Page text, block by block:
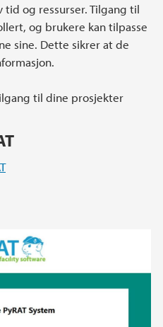
og ressurser. Tilgang til
og brukere kan tilpasse
sine. Dette sikrer at de
til dine prosjekter